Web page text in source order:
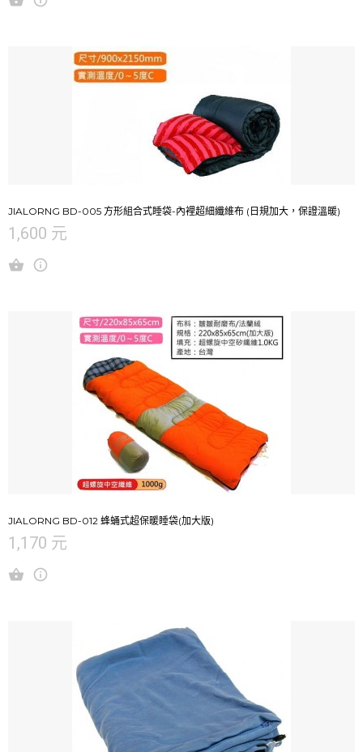
JIALORNG BD-005 方形組合式睡袋-內裡超細纖維布 (日規加大，保證溫暖)
1,600 元
JIALORNG BD-012 蜂蛹式超保暖睡袋(加大版)
1,170 元